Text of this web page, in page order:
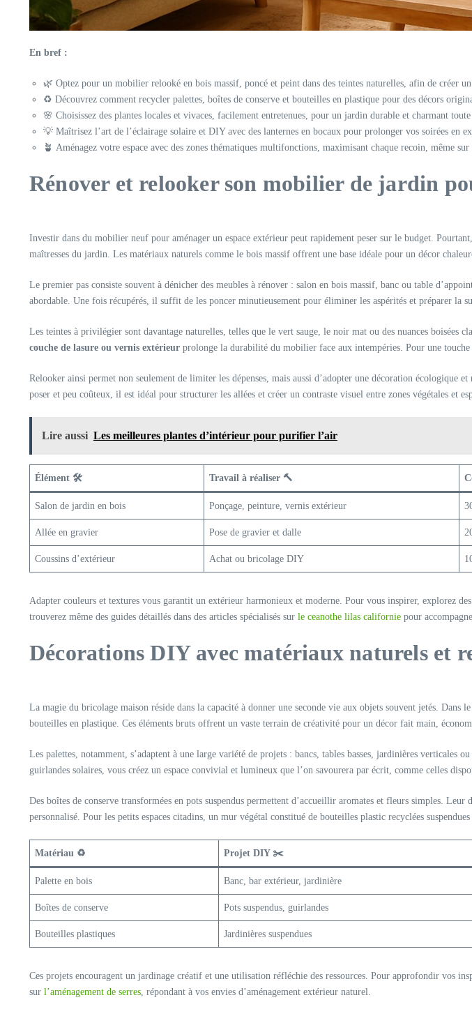
En bref :
🌿 Optez pour un mobilier relooké en bois massif, poncé et peint dans des teintes naturelles, afin de créer
♻️ Découvrez comment recycler palettes, boîtes de conserve et bouteilles en plastique pour des décors
🌸 Choisissez des plantes locales et vivaces, facilement entretenues, pour un jardin durable et charmant toute
💡 Maîtrisez l’art de l’éclairage solaire et DIY avec des lanternes en bocaux pour prolonger vos soirées en
🪴 Aménagez votre espace avec des zones thématiques multifonctions, maximisant chaque recoin, même
Rénover et relooker son mobilier de jardin
Investir dans du mobilier neuf pour aménager un espace extérieur peut rapidement peser sur le budget.
maîtresses du jardin. Les matériaux naturels comme le bois massif offrent une base idéale pour un décor
Le premier pas consiste souvent à dénicher des meubles à rénover : salon en bois massif, banc ou table
abordable. Une fois récupérés, il suffit de les poncer minutieusement pour éliminer les aspérités et préparer la
Les teintes à privilégier sont davantage naturelles, telles que le vert sauge, le noir mat ou des nuances boisées
couche de lasure ou vernis extérieur prolonge la durabilité du mobilier face aux intempéries. Pour une
Relooker ainsi permet non seulement de limiter les dépenses, mais aussi d’adopter une décoration
poser et peu coûteux, il est idéal pour structurer les allées et créer un contraste visuel entre zones végétales et
Lire aussi Les meilleures plantes d’intérieur pour purifier l’air
Élément 🛠️ Travail à réaliser 🔨
Salon de jardin en bois Ponçage, peinture, vernis extérieur
Allée en gravier Pose de gravier et dalle
Coussins d’extérieur Achat ou bricolage DIY
Adapter couleurs et textures vous garantit un extérieur harmonieux et moderne. Pour vous inspirer, explorez
trouverez même des guides détaillés dans des articles spécialisés sur le ceanothe lilas californie pour
Décorations DIY avec matériaux naturels et
La magie du bricolage maison réside dans la capacité à donner une seconde vie aux objets souvent jetés.
bouteilles en plastique. Ces éléments bruts offrent un vaste terrain de créativité pour un décor fait main,
Les palettes, notamment, s’adaptent à une large variété de projets : bancs, tables basses, jardinières verticales
guirlandes solaires, vous créez un espace convivial et lumineux que l’on savourera par écrit, comme celles
Des boîtes de conserve transformées en pots suspendus permettent d’accueillir aromates et fleurs simples.
personnalisé. Pour les petits espaces citadins, un mur végétal constitué de bouteilles plastic recyclées
Matériau ♻️ Projet DIY ✂️
Palette en bois Banc, bar extérieur, jardinière
Boîtes de conserve Pots suspendus, guirlandes
Bouteilles plastiques Jardinières suspendues
Ces projets encouragent un jardinage créatif et une utilisation réfléchie des ressources. Pour approfondir vos
sur l’aménagement de serres, répondant à vos envies d’aménagement extérieur naturel.